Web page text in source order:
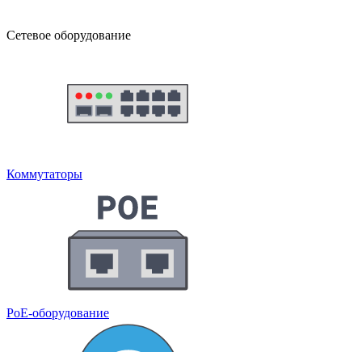
Сетевое оборудование
Коммутаторы
PoE-оборудование